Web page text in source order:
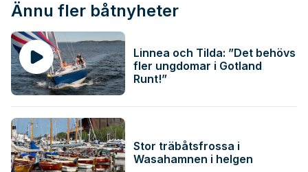
Båtar – djuplodande
Ännu fler båtnyheter
Linnea och Tilda: ”Det behövs
fler ungdomar i Gotland
Runt!”
Stor träbåtsfrossa i
Wasahamnen i helgen